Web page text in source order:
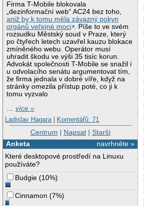
Firma T-Mobile blokovala
„dezinformační web“ AC24 bez toho,
aniž by k tomu měla závazný pokyn
orgánů veřejné moci . Píše to ve svém
rozsudku Městský soud v Praze, který
po čtyřech letech uzavřel kauzu blokace
zmíněného webu. Operátor musí
uhradit škodu ve výši 35 tisíc korun.
Advokát společnosti T-Mobile se snažil i
u odvolacího senátu argumentovat tím,
že firma jednala v dobré víře, když na
stránky omezila přístup poté, co ji k
tomu vyzvalo
…více »
Ladislav Hagara | Komentářů: 71
Centrum | Napsat| Starší
navrhněte »
Anketa
Které desktopové prostředí na Linuxu
používáte?
Budgie (10%)
Cinnamon (7%)